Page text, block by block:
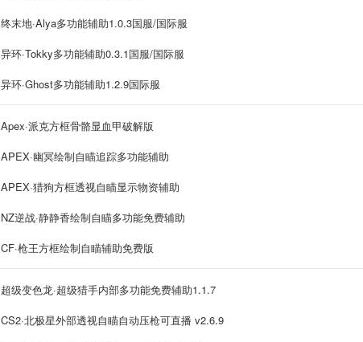
终末地·Alya多功能辅助1.0.3国服/国际服
异环·Tokky多功能辅助0.3.1国服/国际服
异环·Ghost多功能辅助1.2.9国际服
Apex·派克方框骨骼显血甲破解版
APEX·幽冥绘制自瞄追踪多功能辅助
APEX·猎狗方框透视自瞄显示物资辅助
NZ逆战·静静香绘制自瞄多功能免费辅助
CF·枪王方框绘制自瞄辅助免费版
超级变色龙·超级猎手内部多功能免费辅助1.1.7
CS2·北极星外部透视自瞄自动压枪可直播 v2.6.9